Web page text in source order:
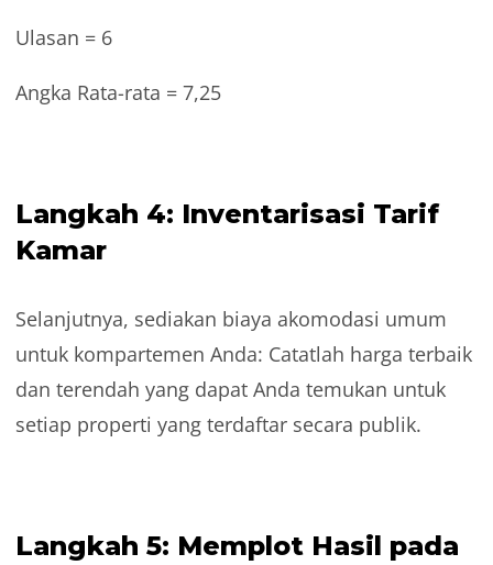
Ulasan = 6
Angka Rata-rata = 7,25
Langkah 4: Inventarisasi Tarif
Kamar
Selanjutnya, sediakan biaya akomodasi umum
untuk kompartemen Anda: Catatlah harga terbaik
dan terendah yang dapat Anda temukan untuk
setiap properti yang terdaftar secara publik.
Langkah 5: Memplot Hasil pada